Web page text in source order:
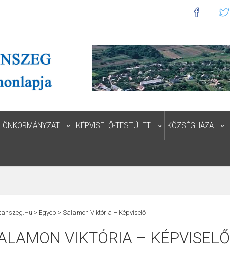
ÖNKORMÁNYZAT KÉPVISELŐ-TESTÜLET KÖZSÉGHÁZA
> Egyéb > Salamon Viktória – Képviselő
VIKTÓRIA – KÉPVISELŐ